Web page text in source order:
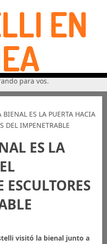
EN
para vos.
BIENAL ES LA PUERTA HACIA
DEL IMPENETRABLE
ES LA
visitó la bienal junto a